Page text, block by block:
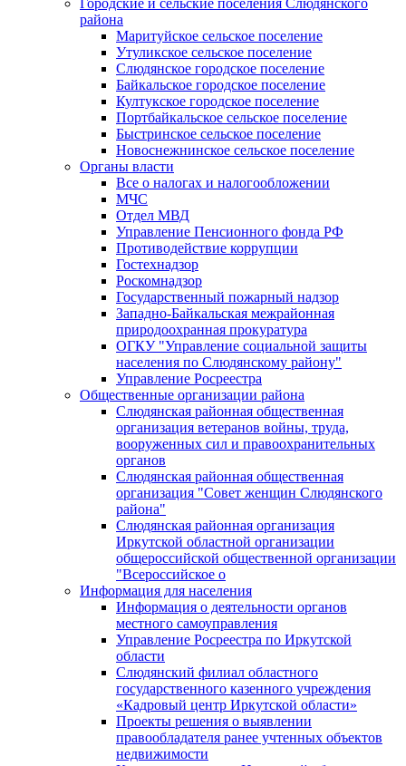
Городские и сельские поселения Слюдянского
района
Маритуйское сельское поселение
Утуликское сельское поселение
Слюдянское городское поселение
Байкальское городское поселение
Култукское городское поселение
Портбайкальское сельское поселение
Быстринское сельское поселение
Новоснежнинское сельское поселение
Органы власти
Все о налогах и налогообложении
МЧС
Отдел МВД
Управление Пенсионного фонда РФ
Противодействие коррупции
Гостехнадзор
Роскомнадзор
Государственный пожарный надзор
Западно-Байкальская межрайонная
природоохранная прокуратура
ОГКУ "Управление социальной защиты
населения по Слюдянскому району"
Управление Росреестра
Общественные организации района
Слюдянская районная общественная
организация ветеранов войны, труда,
вооруженных сил и правоохранительных
органов
Слюдянская районная общественная
организация "Совет женщин Слюдянского
района"
Слюдянская районная организация
Иркутской областной организации
общероссийской общественной организации
"Всероссийское о
Информация для населения
Информация о деятельности органов
местного самоуправления
Управление Росреестра по Иркутской
области
Слюдянский филиал областного
государственного казенного учреждения
«Кадровый центр Иркутской области»
Проекты решения о выявлении
правообладателя ранее учтенных объектов
недвижимости